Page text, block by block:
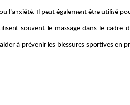
l'anxiété. Il peut également être utilisé
souvent le massage dans le cadre
à prévenir les blessures sportives en